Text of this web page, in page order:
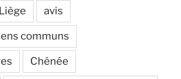
avis
communs
Chênée